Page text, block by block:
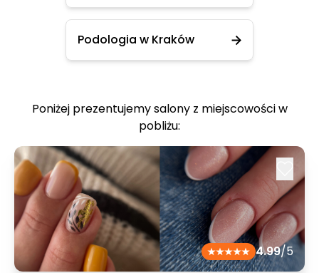
Podologia w Kraków
Poniżej prezentujemy salony z miejscowości w
pobliżu:
4.99/5